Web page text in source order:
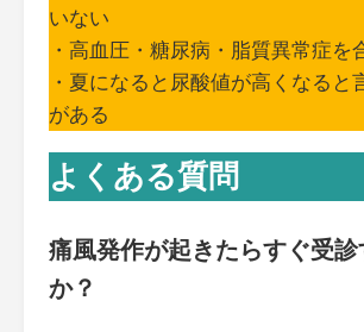
いない
・高血圧・糖尿病・脂質異常症を
・夏になると尿酸値が高くなると
がある
よくある質問
痛風発作が起きたらすぐ受
か？